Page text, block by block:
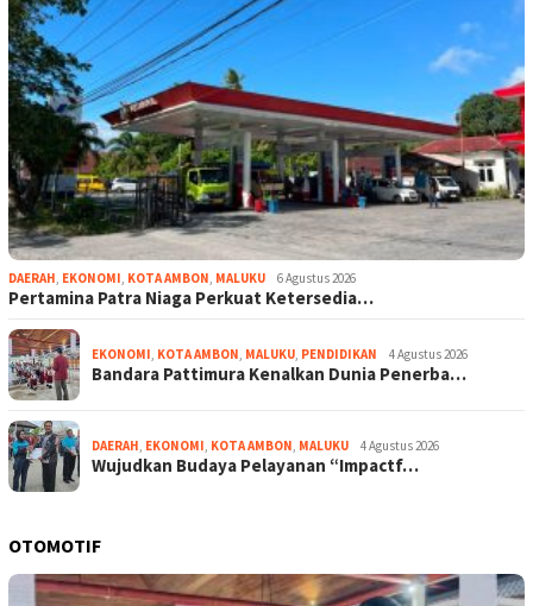
DAERAH, EKONOMI, KOTA AMBON, MALUKU 6 Agustus 2026
Pertamina Patra Niaga Perkuat Ketersedia…
EKONOMI, KOTA AMBON, MALUKU, PENDIDIKAN 4 Agustus 2026
Bandara Pattimura Kenalkan Dunia Penerba…
DAERAH, EKONOMI, KOTA AMBON, MALUKU 4 Agustus 2026
Wujudkan Budaya Pelayanan “Impactf…
OTOMOTIF